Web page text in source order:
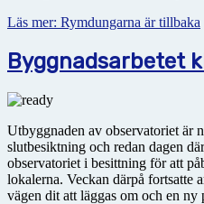
Läs mer: Rymdungarna är tillbaka
Byggnadsarbetet
Utbyggnaden av observatoriet är
slutbesiktning och redan dagen
observatoriet i besittning för att
lokalerna. Veckan därpå fortsatte
vägen dit att läggas om och en ny